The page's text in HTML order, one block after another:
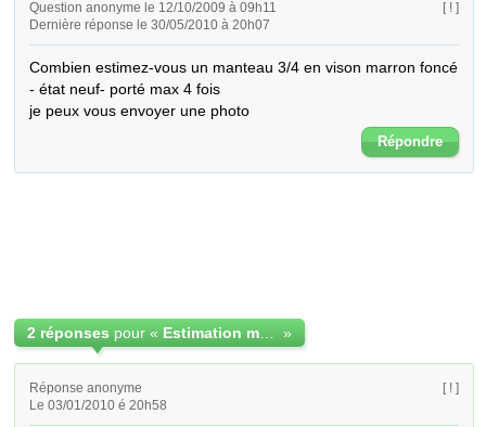
Question anonyme le 12/10/2009 à 09h11
Dernière réponse le 30/05/2010 à 20h07
[ ! ]
Combien estimez-vous un manteau 3/4 en vison marron foncé
- état neuf- porté max 4 fois
je peux vous envoyer une photo
Répondre
2 réponses pour « »
Réponse anonyme
Le 03/01/2010 é 20h58
[ ! ]